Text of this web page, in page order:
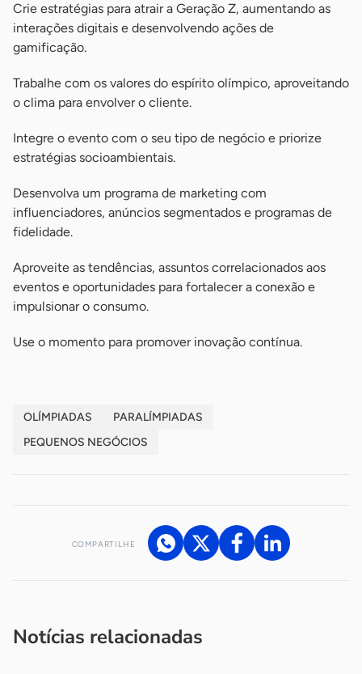
Crie estratégias para atrair a Geração Z, aumentando as
interações digitais e desenvolvendo ações de
gamificação.
Trabalhe com os valores do espírito olímpico, aproveitando
o clima para envolver o cliente.
Integre o evento com o seu tipo de negócio e priorize
estratégias socioambientais.
Desenvolva um programa de marketing com
influenciadores, anúncios segmentados e programas de
fidelidade.
Aproveite as tendências, assuntos correlacionados aos
eventos e oportunidades para fortalecer a conexão e
impulsionar o consumo.
Use o momento para promover inovação contínua.
OLÍMPIADAS
PARALÍMPIADAS
PEQUENOS NEGÓCIOS
COMPARTILHE
Notícias relacionadas